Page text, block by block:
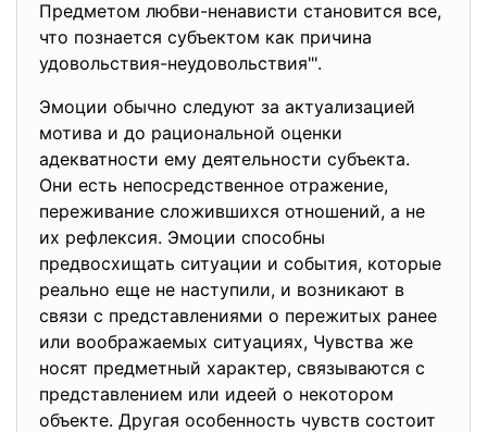
Предметом любви-ненависти становится все,
что познается субъектом как причина
удовольствия-неудовольствия"'.
Эмоции обычно следуют за актуализацией
мотива и до рациональной оценки
адекватности ему деятельности субъекта.
Они есть непосредственное отражение,
переживание сложившихся отношений, а не
их рефлексия. Эмоции способны
предвосхищать ситуации и события, которые
реально еще не наступили, и возникают в
связи с представлениями о пережитых ранее
или воображаемых ситуациях, Чувства же
носят предметный характер, связываются с
представлением или идеей о некотором
объекте. Другая особенность чувств состоит